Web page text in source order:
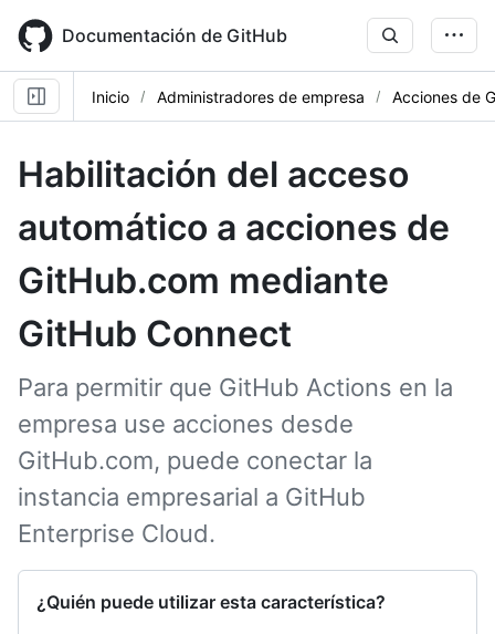
main
content
Documentación de GitHub
Inicio Administradores de empresa Acciones de
Habilitación del acceso
automático a acciones de
GitHub.com mediante
GitHub Connect
Para permitir que GitHub Actions en la
empresa use acciones desde
GitHub.com, puede conectar la
instancia empresarial a GitHub
Enterprise Cloud.
¿Quién puede utilizar esta característica?